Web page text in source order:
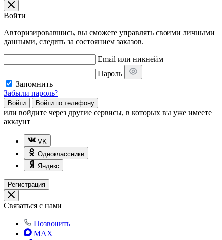
Войти
Авторизировавшись, вы сможете управлять своими личными
данными, следить за состоянием заказов.
Email или никнейм
Пароль
Запомнить
Забыли пароль?
Войти Войти по телефону
или войдите через другие сервисы, в которых вы уже имеете
аккаунт
VK
Одноклассники
Яндекс
Регистрация
Связаться с нами
Позвонить
MAX